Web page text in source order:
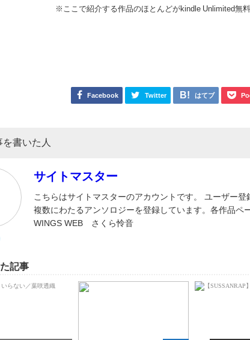
※ここで紹介する作品のほとんどがkindle Unlimited無
Facebook Twitter はてブ
を書いた人
サイトマスター
こちらはサイトマスターのアカウントです。 ユーザー
複数にわたるアンソロジーを登録しています。各作品
WINGS WEB さくら怜音
記事